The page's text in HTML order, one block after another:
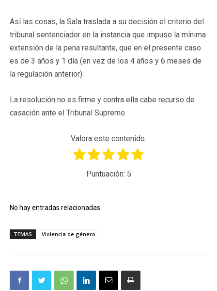
Así las cosas, la Sala traslada a su decisión el criterio del
tribunal sentenciador en la instancia que impuso la mínima
extensión de la pena resultante, que en el presente caso
es de 3 años y 1 día (en vez de los 4 años y 6 meses de
la regulación anterior).
La resolución no es firme y contra ella cabe recurso de
casación ante el Tribunal Supremo.
Valora este contenido.
Puntuación: 5
No hay entradas relacionadas
TEMAS Violencia de género